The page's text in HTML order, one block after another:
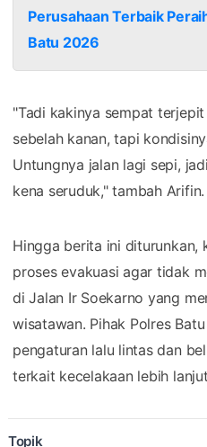
Perusahaan Terbaik
Batu 2026
"Tadi kakinya sempat
sebelah kanan, tapi
Untungnya jalan lagi sepi,
kena seruduk," tambah Arifin.
Hingga berita ini diturunkan,
proses evakuasi agar tidak
di Jalan Ir Soekarno yang
wisatawan. Pihak Polres
pengaturan lalu lintas dan
terkait kecelakaan lebih
Topik